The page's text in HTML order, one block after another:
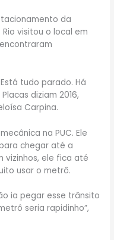
da
visitou o local em
tudo parado. Há
diziam 2016,
Carpina.
na PUC. Ele
chegar até a
vizinhos, ele fica até
usar o metrô.
ia pegar esse trânsito
seria rapidinho”,